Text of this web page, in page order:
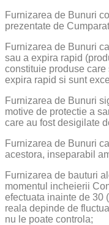
Furnizarea de Bunuri
prezentate de
Furnizarea de Bunuri
sau a expira rapid
constituie produse
expira rapid si sunt
Furnizarea de Bunuri
motive de protectie a
care au fost desigilate
Furnizarea de Bunuri
acestora, inseparabil
Furnizarea de bauturi
momentul incheierii
efectuata inainte de 30
reala depinde de
nu le poate controla;